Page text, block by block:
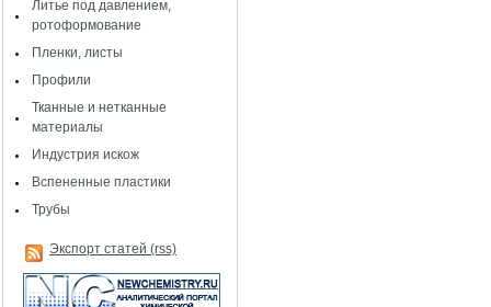
Литье под давлением,
ротоформование
Пленки, листы
Профили
Тканные и нетканные
материалы
Индустрия искож
Вспененные пластики
Трубы
Экспорт статей (rss)